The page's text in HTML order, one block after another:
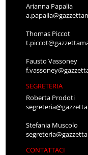
Arianna Papalia
Thomas Piccot
Fausto Vassoney
SEGRETERIA
Roberta Prodoti
Stefania Muscolo
CONTATTACI